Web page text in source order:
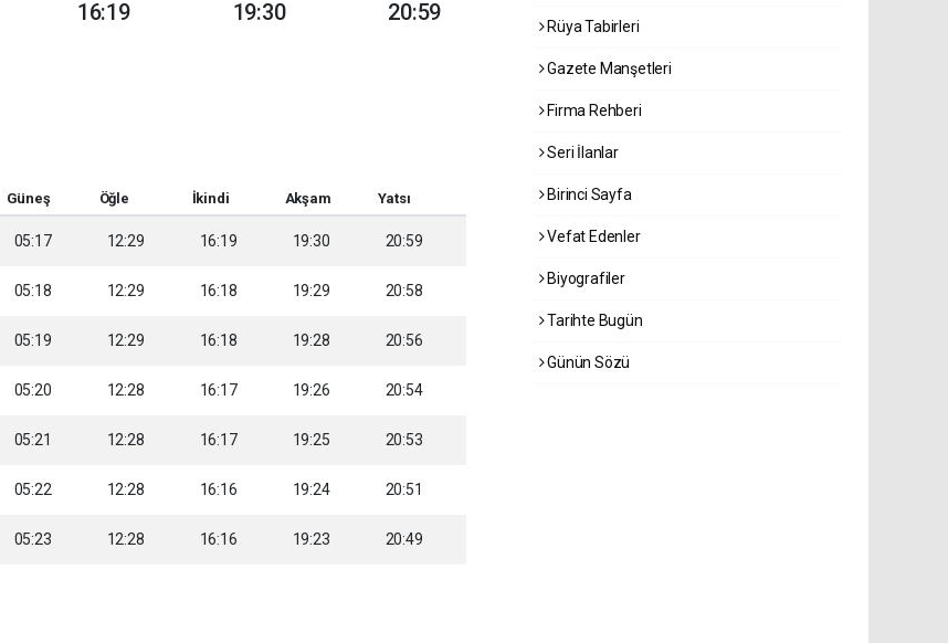
16:19 19:30 20:59
Güneş Öğle İkindi Akşam Yatsı
05:17 12:29 16:19 19:30 20:59
05:18 12:29 16:18 19:29 20:58
05:19 12:29 16:18 19:28 20:56
05:20 12:28 16:17 19:26 20:54
05:21 12:28 16:17 19:25 20:53
05:22 12:28 16:16 19:24 20:51
05:23 12:28 16:16 19:23 20:49
Rüya Tabirleri
Gazete Manşetleri
Firma Rehberi
Seri İlanlar
Birinci Sayfa
Vefat Edenler
Biyografiler
Tarihte Bugün
Günün Sözü